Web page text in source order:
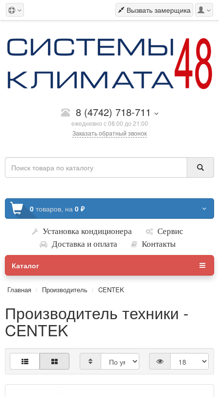
Вызвать замерщика
8 (4742) 718-711
ежедневно с 08:00 до 21:00
Заказать обратный звонок
0 товаров, на 0 ₽
Установка кондиционера
Сервис
Доставка и оплата
Контакты
Каталог
Главная Производитель CENTEK
Производитель техники -
CENTEK